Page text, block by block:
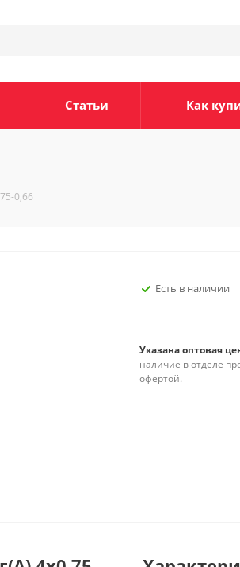
Статьи Как
0,66
Есть в наличии
Указана оптовая
наличие в отделе
офертой.